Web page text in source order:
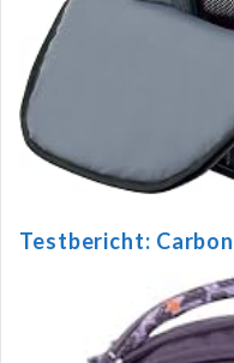
Testbericht: Carbon